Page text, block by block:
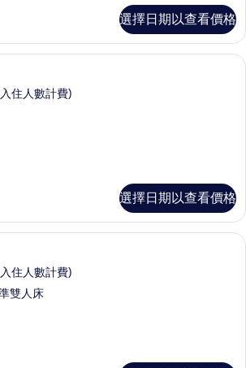
選擇日期以查看價格
書桌、遮光布/窗簾、隔音、免費無線
住人數計費)
選擇日期以查看價格
書桌、遮光布/窗簾、隔音、免費無線
住人數計費)
雙人床